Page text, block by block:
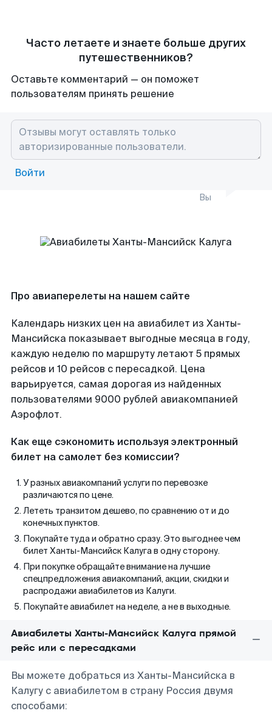
Часто летаете и знаете больше других
путешественников?
Оставьте комментарий — он поможет
пользователям принять решение
Войти
Вы
Про авиаперелеты на нашем сайте
Календарь низких цен на авиабилет из Ханты-
Мансийска показывает выгодные месяца в году,
каждую неделю по маршруту летают 5 прямых
рейсов и 10 рейсов с пересадкой. Цена
варьируется, самая дорогая из найденных
пользователями 9000 рублей авиакомпанией
Аэрофлот.
Как еще сэкономить используя электронный
билет на самолет без комиссии?
У разных авиакомпаний услуги по перевозке
различаются по цене.
Лететь транзитом дешево, по сравнению от и до
конечных пунктов.
Покупайте туда и обратно сразу. Это выгоднее чем
билет Ханты-Мансийск Калуга в одну сторону.
При покупке обращайте внимание на лучшие
спецпредложения авиакомпаний, акции, скидки и
распродажи авиабилетов из Калуги.
Покупайте авиабилет на неделе, а не в выходные.
Авиабилеты Ханты-Мансийск Калуга прямой
рейс или с пересадками
Вы можете добраться из Ханты-Мансийска в
Калугу с авиабилетом в страну Россия двумя
способами: